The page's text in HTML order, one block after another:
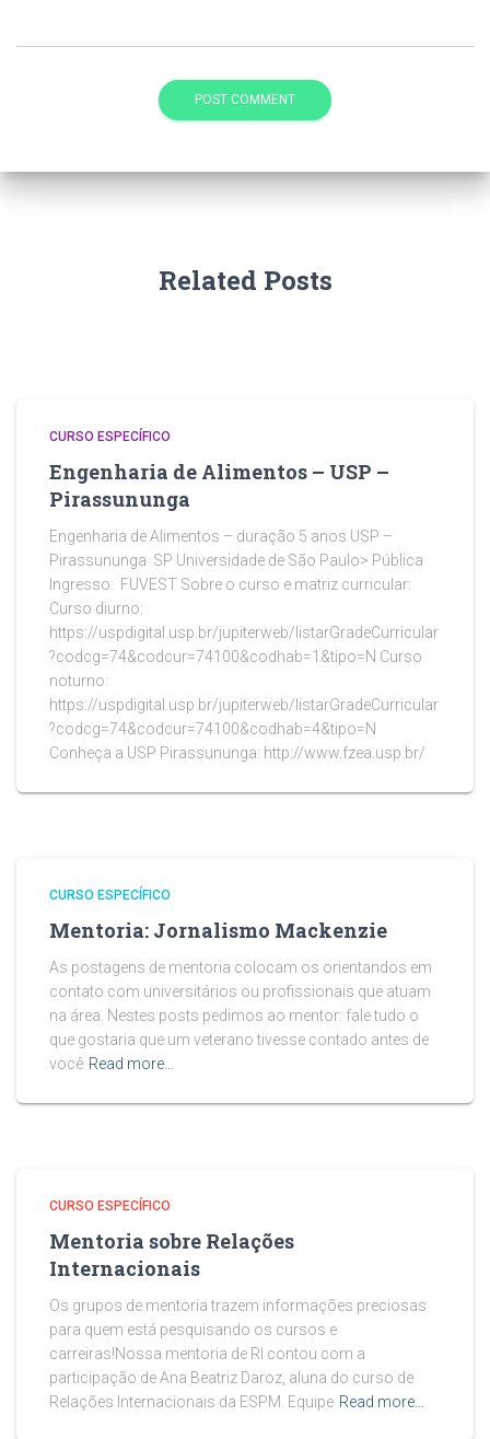
Related Posts
CURSO ESPECÍFICO
Engenharia de Alimentos – USP –
Pirassununga
Engenharia de Alimentos – duração 5 anos USP –
Pirassununga SP Universidade de São Paulo> Pública
Ingresso: FUVEST Sobre o curso e matriz curricular:
Curso diurno:
https://uspdigital.usp.br/jupiterweb/listarGradeCurricular
?codcg=74&codcur=74100&codhab=1&tipo=N Curso
noturno:
https://uspdigital.usp.br/jupiterweb/listarGradeCurricular
?codcg=74&codcur=74100&codhab=4&tipo=N
Conheça a USP Pirassununga: http://www.fzea.usp.br/
CURSO ESPECÍFICO
Mentoria: Jornalismo Mackenzie
As postagens de mentoria colocam os orientandos em
contato com universitários ou profissionais que atuam
na área. Nestes posts pedimos ao mentor: fale tudo o
que gostaria que um veterano tivesse contado antes de
você Read more…
CURSO ESPECÍFICO
Mentoria sobre Relações
Internacionais
Os grupos de mentoria trazem informações preciosas
para quem está pesquisando os cursos e
carreiras!Nossa mentoria de RI contou com a
participação de Ana Beatriz Daroz, aluna do curso de
Relações Internacionais da ESPM. Equipe Read more…